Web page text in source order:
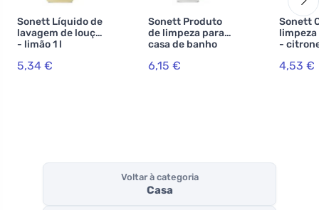
Sonett Líquido de
lavagem de louça
- limão 1 l
5,34 €
Sonett Produto
de limpeza para
casa de banho
6,15 €
Sonett
-
4,53 €
Voltar à categoria
Casa